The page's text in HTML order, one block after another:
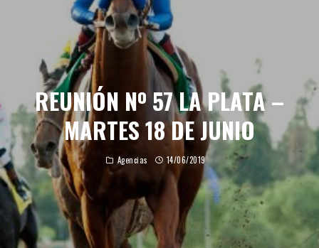
REUNIÓN Nº 57 LA PLATA –
MARTES 18 DE JUNIO
Agencias 14/06/2019